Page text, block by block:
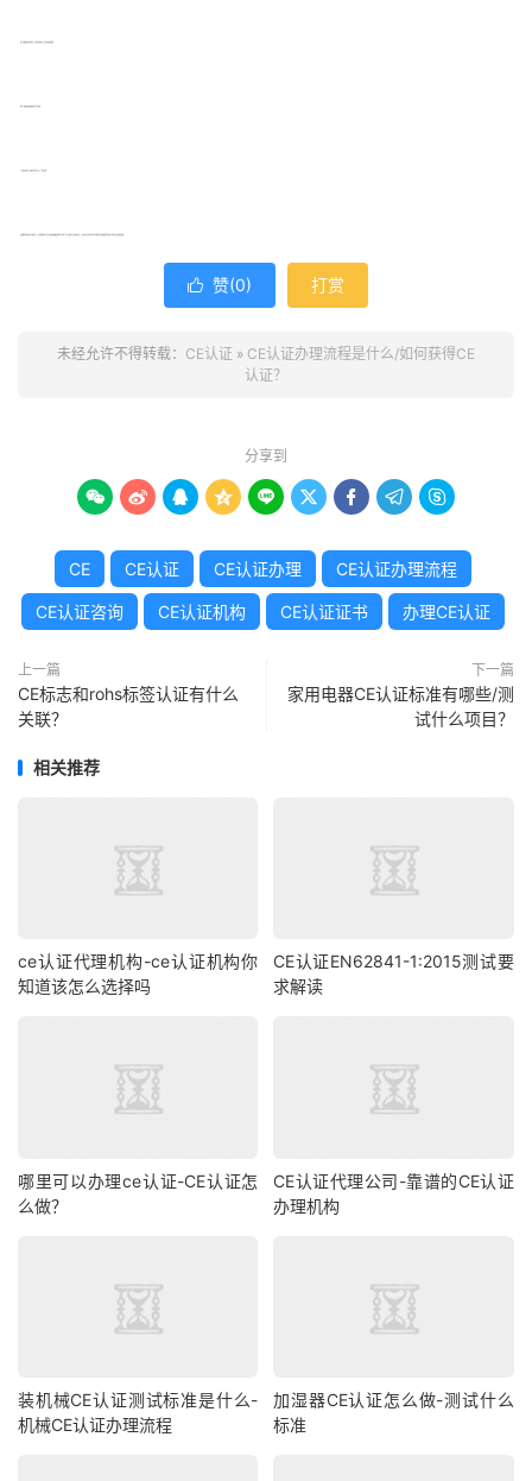
 赞(0) 打赏
未经允许不得转载： CE认证 » CE认证办理流程是什么/如何获得CE
认证？
分享到
        
CE CE认证 CE认证办理 CE认证办理流程
CE认证咨询 CE认证机构 CE认证证书 办理CE认证
上一篇
CE标志和rohs标签认证有什么
关联？
下一篇
家用电器CE认证标准有哪些/测
试什么项目？
相关推荐
ce认证代理机构-ce认证机构你
知道该怎么选择吗
CE认证EN62841-1:2015测试要
求解读
哪里可以办理ce认证-CE认证怎
么做？
CE认证代理公司-靠谱的CE认证
办理机构
装机械CE认证测试标准是什么-
机械CE认证办理流程
加湿器CE认证怎么做-测试什么
标准